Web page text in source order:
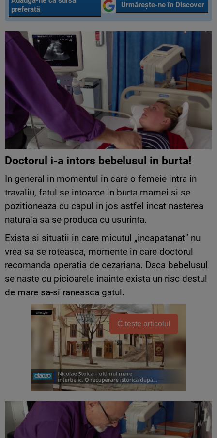
preferată
Urmărește-ne în Discover
Doctorul i-a intors bebelusul in burta!
In general in momentul in care o femeie intra in
travaliu, fatul se intoarce in burta mamei si se
pozitioneaza cu capul in jos astfel incat nasterea
naturala sa se produca cu usurinta.
Exista si situatii in care micutul „incapatanat” nu
vrea sa se roteasca, momente in care doctorul
recomanda operatia de cezariana. Daca bebelusul
se naste cu picioarele inainte exista un risc destul
de mare sa-si raneasca gatul.
Citește articolul